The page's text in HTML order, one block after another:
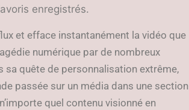
enregistrés.
et efface instantanément la vidéo que
numérique par de nombreux
sa quête de personnalisation extrême,
passée sur un média dans une section
quel contenu visionné en